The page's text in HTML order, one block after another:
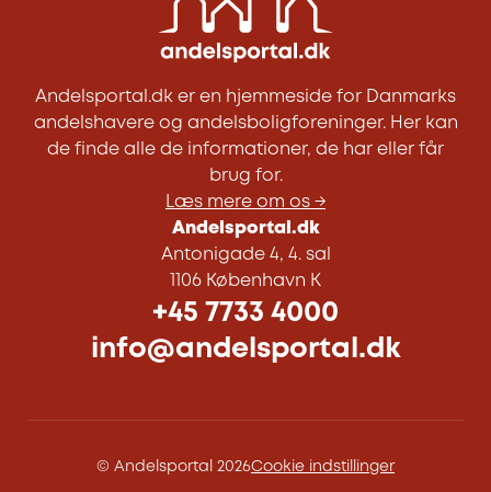
Andelsportal.dk er en hjemmeside for Danmarks
andelshavere og andelsboligforeninger. Her kan
de finde alle de informationer, de har eller får
brug for.
Læs mere om os →
Andelsportal.dk
Antonigade 4, 4. sal
1106 København K
+45 7733 4000
info@andelsportal.dk
© Andelsportal 2026Cookie indstillinger